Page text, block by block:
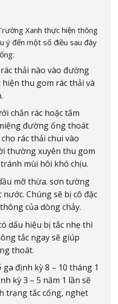
Xanh thực hiện thông
ý đến một số điều sau đây
thải nào vào đường
thu gom rác thải và
chắn rác hoặc tấm
đường ống thoát
rác thải chui vào
thường xuyên thu gom
mùi hôi khó chịu.
mỡ thừa. sơn tường
Chúng sẽ bị cô đặc
của dòng chảy.
dấu hiệu bị tắc nhẹ thì
tắc ngay sẽ giúp
thoát.
định kỳ 8 – 10 tháng 1
kỳ 3 – 5 năm 1 lần sẽ
trạng tắc cống, nghẹt